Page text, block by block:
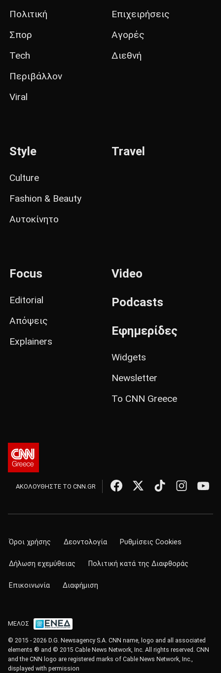
Πολιτική
Σπορ
Tech
Περιβάλλον
Viral
Επιχειρήσεις
Αγορές
Διεθνή
Style
Culture
Fashion & Beauty
Αυτοκίνητο
Travel
Focus
Editorial
Απόψεις
Explainers
Video
Podcasts
Εφημερίδες
Widgets
Newsletter
Το CNN Greece
ΑΚΟΛΟΥΘΗΣΤΕ ΤΟ CNN.GR
Όροι χρήσης Δεοντολογία Ρυθμίσεις Cookies
Δήλωση εχεμύθειας Πολιτική κατά της Διαφθοράς
Επικοινωνία Διαφήμιση
ΜΕΛΟΣ
© 2015 - 2026 D.G. Newsagency S.A. CNN name, logo and all associated
elements ® and © 2015 Cable News Network, Inc. All rights reserved. CNN
and the CNN logo are registered marks of Cable News Network, Inc.,
displayed with permission